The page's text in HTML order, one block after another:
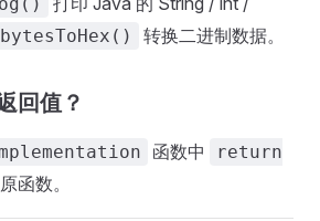
bytesToHex() 转换二进制数据。
回值？
函数中
return
函数。